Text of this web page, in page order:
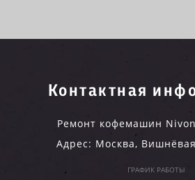
Контактная
Ремонт кофемашин
Адрес: Москва,
ГРАФИК РАБОТЫ